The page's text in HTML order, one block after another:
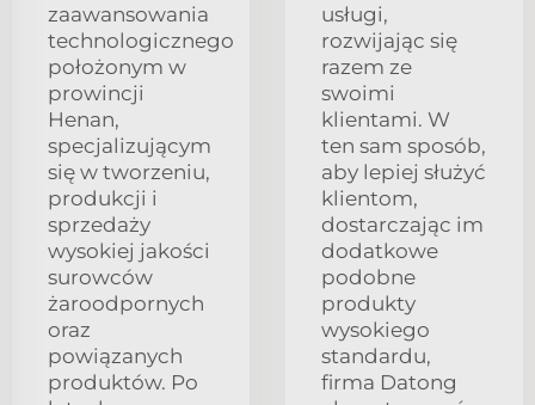
zaawansowania
technologicznego
położonym w
prowincji
Henan,
specjalizującym
się w tworzeniu,
produkcji i
sprzedaży
wysokiej jakości
surowców
żaroodpornych
oraz
powiązanych
produktów. Po
usługi,
rozwijając się
razem ze
swoimi
klientami. W
ten sam sposób,
aby lepiej służyć
klientom,
dostarczając im
dodatkowe
podobne
produkty
wysokiego
standardu,
firma Datong